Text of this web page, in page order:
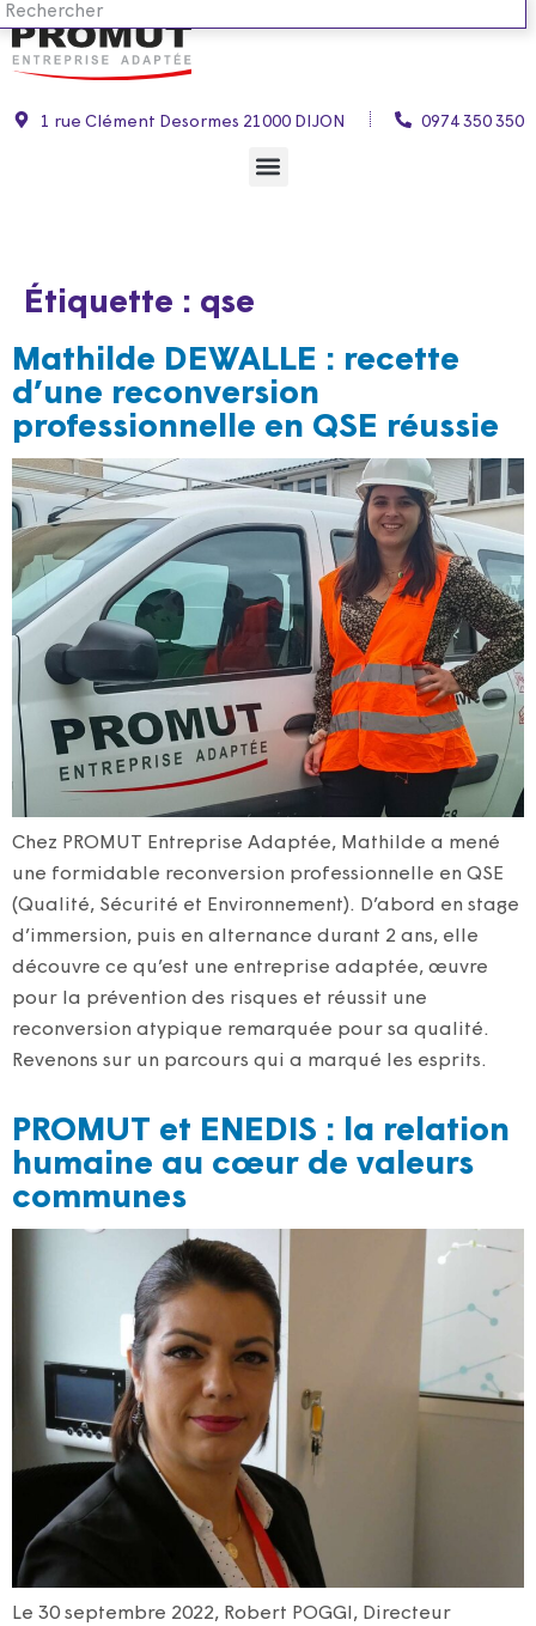
1 rue Clément Desormes 21000 DIJON 0974 350 350
Étiquette : qse
Mathilde DEWALLE : recette
d’une reconversion
professionnelle en QSE réussie
Chez PROMUT Entreprise Adaptée, Mathilde a mené
une formidable reconversion professionnelle en QSE
(Qualité, Sécurité et Environnement). D’abord en stage
d’immersion, puis en alternance durant 2 ans, elle
découvre ce qu’est une entreprise adaptée, œuvre
pour la prévention des risques et réussit une
reconversion atypique remarquée pour sa qualité.
Revenons sur un parcours qui a marqué les esprits.
PROMUT et ENEDIS : la relation
humaine au cœur de valeurs
communes
Le 30 septembre 2022, Robert POGGI, Directeur